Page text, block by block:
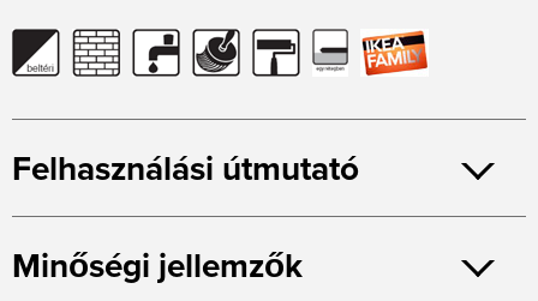
Felhasználási útmutató
Minőségi jellemzők